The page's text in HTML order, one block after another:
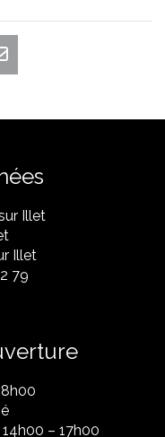
Illet
Illet
79
– 17h00